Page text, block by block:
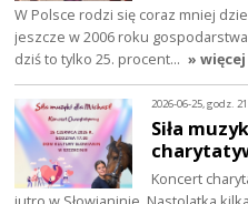
W Polsce rodzi się coraz mniej
jeszcze w 2006 roku
dziś to tylko 25. procent… » więcej
2026-06-25, godz.
Siła
Koncert